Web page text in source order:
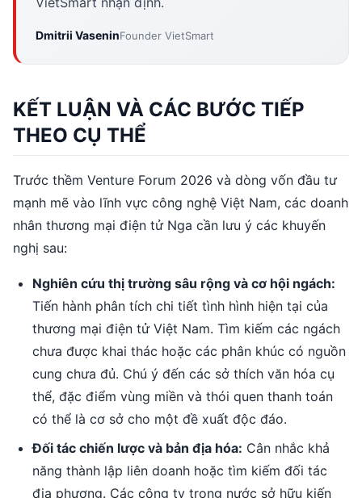
Dmitrii VaseninFounder VietSmart
KẾT LUẬN VÀ CÁC BƯỚC TIẾP
THEO CỤ THỂ
Trước thềm Venture Forum 2026 và dòng vốn đầu tư
mạnh mẽ vào lĩnh vực công nghệ Việt Nam, các doanh
nhân thương mại điện tử Nga cần lưu ý các khuyến
nghị sau:
Nghiên cứu thị trường sâu rộng và cơ hội ngách:
Tiến hành phân tích chi tiết tình hình hiện tại của
thương mại điện tử Việt Nam. Tìm kiếm các ngách
chưa được khai thác hoặc các phân khúc có nguồn
cung chưa đủ. Chú ý đến các sở thích văn hóa cụ
thể, đặc điểm vùng miền và thói quen thanh toán
có thể là cơ sở cho một đề xuất độc đáo.
Đối tác chiến lược và bản địa hóa: Cân nhắc khả
năng thành lập liên doanh hoặc tìm kiếm đối tác
địa phương. Các công ty trong nước sở hữu kiến